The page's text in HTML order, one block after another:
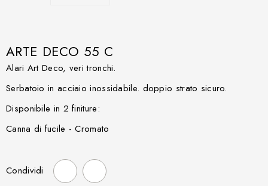
ARTE DECO 55 C
Alari Art Deco, veri tronchi.
Serbatoio in acciaio inossidabile. doppio strato sicuro.
Disponibile in 2 finiture:
Canna di fucile - Cromato
Condividi